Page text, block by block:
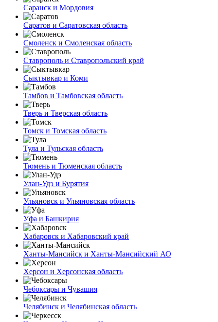
Саранск и Мордовия
Саратов и Саратовская область
Смоленск и Смоленская область
Ставрополь и Ставропольский край
Сыктывкар и Коми
Тамбов и Тамбовская область
Тверь и Тверская область
Томск и Томская область
Тула и Тульская область
Тюмень и Тюменская область
Улан-Удэ и Бурятия
Ульяновск и Ульяновская область
Уфа и Башкирия
Хабаровск и Хабаровский край
Ханты-Мансийск и Ханты-Мансийский АО
Херсон и Херсонская область
Чебоксары и Чувашия
Челябинск и Челябинская область